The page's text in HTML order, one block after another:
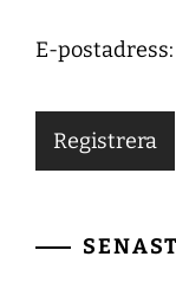
E-postadress: